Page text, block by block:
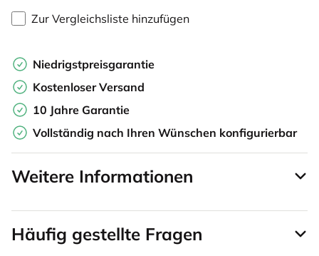
Zur Vergleichsliste hinzufügen
Niedrigstpreisgarantie
Kostenloser Versand
10 Jahre Garantie
Vollständig nach Ihren Wünschen konfigurierbar
Weitere Informationen
Häufig gestellte Fragen